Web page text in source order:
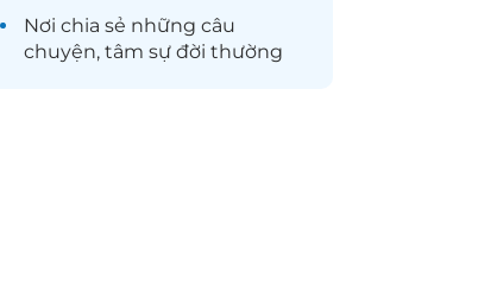
Nơi chia sẻ những câu
chuyện, tâm sự đời thường